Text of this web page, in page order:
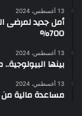
13 أغسطس، 2024
أمل جديد لمرضى
700%
13 أغسطس، 2024
بينها
13 أغسطس، 2024
مساعدة مالية من